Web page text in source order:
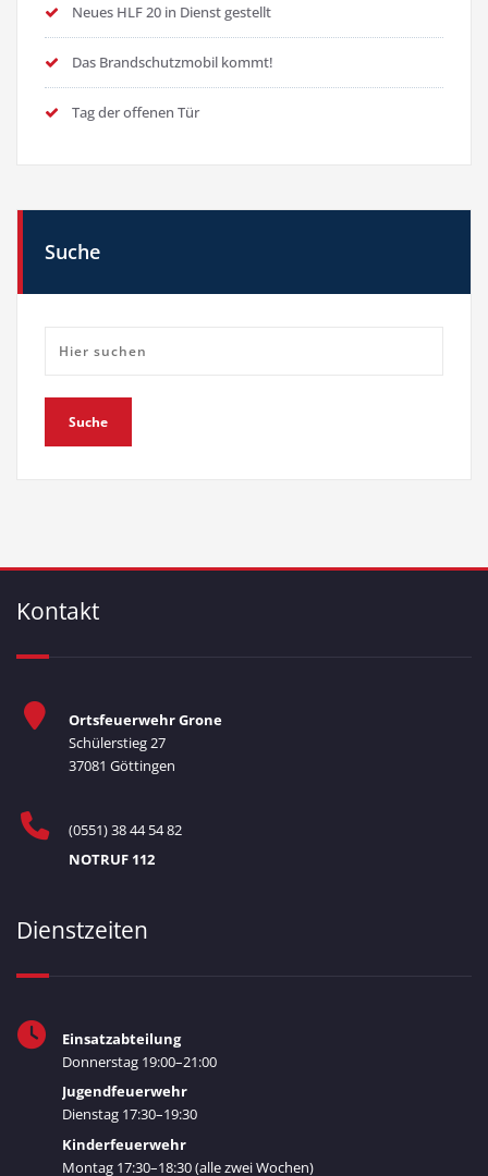
Neues HLF 20 in Dienst gestellt
Das Brandschutzmobil kommt!
Tag der offenen Tür
Suche
Kontakt
Ortsfeuerwehr Grone
Schülerstieg 27
37081 Göttingen
(0551) 38 44 54 82
NOTRUF 112
Dienstzeiten
Einsatzabteilung
Donnerstag 19:00–21:00
Jugendfeuerwehr
Dienstag 17:30–19:30
Kinderfeuerwehr
Montag 17:30–18:30 (alle zwei Wochen)